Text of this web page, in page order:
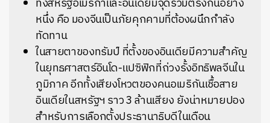
ทั้งสหรัฐอเมริกาและอินเดียมีจุดร่วมตรงกันอย่าง
หนึ่ง คือ มองจีนเป็นภัยคุกคามที่ต้องผนึกกำลัง
ทัดทาน
ในสายตาของทรัมป์ ที่ตั้งของอินเดียมีความสำคัญ
ในยุทธศาสตร์อินโด-แปซิฟิกที่ถ่วงรั้งอิทธิพลจีนใน
ภูมิภาค อีกทั้งเสียงโหวตของคนอเมริกันเชื้อสาย
อินเดียในสหรัฐฯ ราว 3 ล้านเสียง ยังน่าหมายปอง
สำหรับการเลือกตั้งประธานาธิบดีในเดือน